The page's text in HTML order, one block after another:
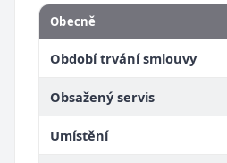
Obecně
Období trvání smlouvy
Obsažený servis
Umístění